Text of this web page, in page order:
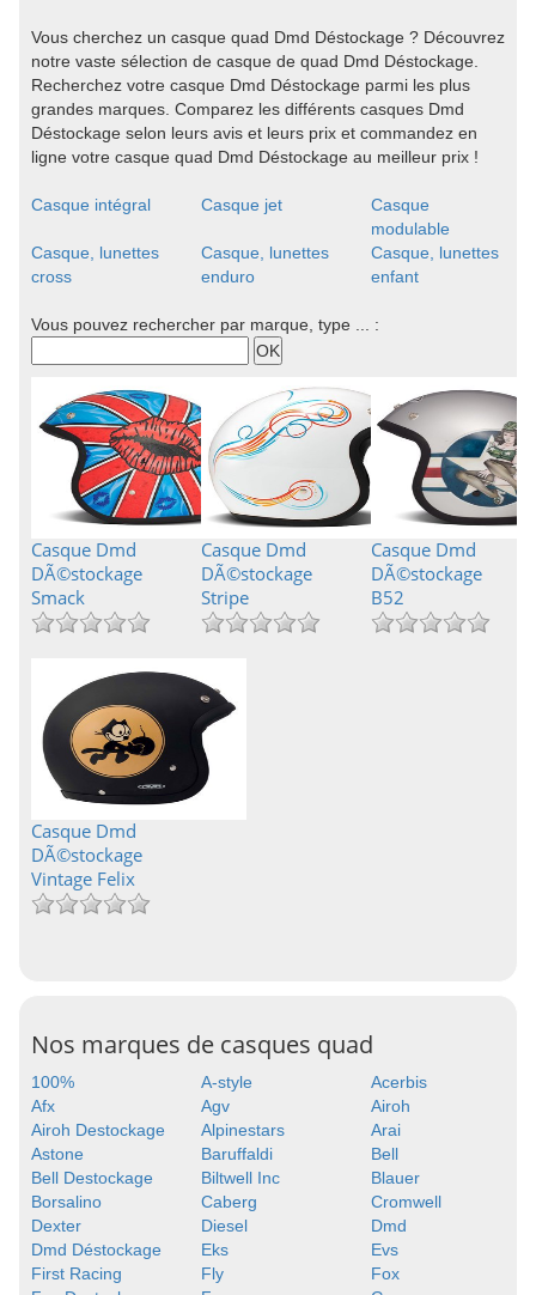
Vous cherchez un casque quad Dmd Déstockage ? Découvrez
notre vaste sélection de casque de quad Dmd Déstockage.
Recherchez votre casque Dmd Déstockage parmi les plus
grandes marques. Comparez les différents casques Dmd
Déstockage selon leurs avis et leurs prix et commandez en
ligne votre casque quad Dmd Déstockage au meilleur prix !
Casque intégral Casque jet
Casque
modulable
Casque, lunettes
cross
Casque, lunettes
enduro
Casque, lunettes
enfant
Vous pouvez rechercher par marque, type ... :
Casque Dmd
DÃ©stockage
Smack
Casque Dmd
DÃ©stockage
Stripe
Casque Dmd
DÃ©stockage
B52
Casque Dmd
DÃ©stockage
Vintage Felix
Nos marques de casques quad
100% A-style
Acerbis
Afx
Agv
Airoh
Airoh Destockage
Alpinestars
Arai
Astone
Baruffaldi
Bell
Bell Destockage
Biltwell Inc
Blauer
Borsalino
Caberg
Cromwell
Dexter
Diesel
Dmd
Dmd Déstockage
Eks
Evs
First Racing
Fly
Fox